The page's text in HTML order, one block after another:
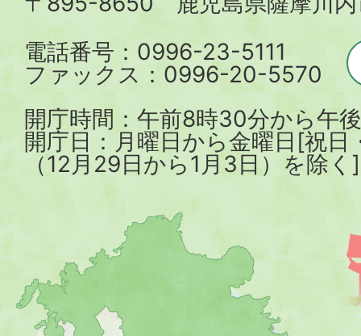
電話番号：0996-23-5111
ファックス：0996-20-5570
開庁時間：午前8時30分から午
開庁日：月曜日から金曜日[祝
（12月29日から1月3日）を除く]
川
内